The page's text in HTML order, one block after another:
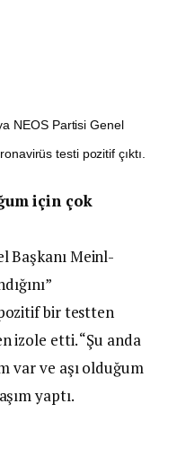
NEOS Partisi Genel
testi pozitif çıktı.
için çok
Başkanı Meinl-
bir testten
izole etti. “Şu anda
var ve aşı olduğum
yaptı.